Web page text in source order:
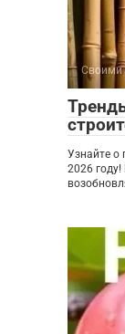
Своими
Узнайте о
2026 году!